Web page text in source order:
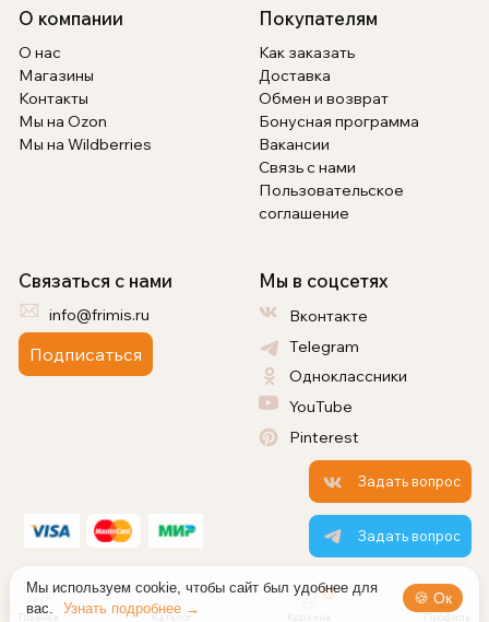
Главная Каталог
0
Профиль
О компании
О нас
Магазины
Контакты
Мы на Ozon
Мы на Wildberries
Покупателям
Как заказать
Доставка
Обмен и возврат
Бонусная программа
Вакансии
Связь с нами
Пользовательское
соглашение
Связаться с нами
info@frimis.ru
Подписаться
Мы в соцсетях
Вконтакте
Telegram
Одноклассники
YouTube
Pinterest
Задать вопрос
Задать вопрос
Мы используем cookie, чтобы сайт был удобнее для
вас.
Узнать подробнее →
🍪 Ок